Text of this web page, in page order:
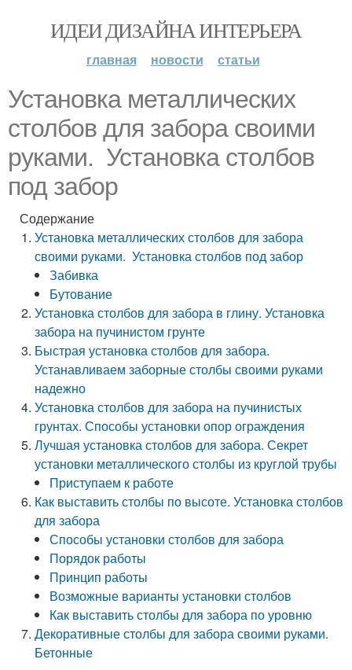
ИДЕИ ДИЗАЙНА ИНТЕРЬЕРА
главная новости статьи
Установка металлических
столбов для забора своими
руками. Установка столбов
под забор
Содержание
Установка металлических столбов для забора
своими руками. Установка столбов под забор
Забивка
Бутование
Установка столбов для забора в глину. Установка
забора на пучинистом грунте
Быстрая установка столбов для забора.
Устанавливаем заборные столбы своими руками
надежно
Установка столбов для забора на пучинистых
грунтах. Способы установки опор ограждения
Лучшая установка столбов для забора. Секрет
установки металлического столбы из круглой трубы
Приступаем к работе
Как выставить столбы по высоте. Установка столбов
для забора
Способы установки столбов для забора
Порядок работы
Принцип работы
Возможные варианты установки столбов
Как выставить столбы для забора по уровню
Декоративные столбы для забора своими руками.
Бетонные